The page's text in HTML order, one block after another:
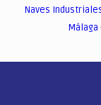
Naves
Málaga